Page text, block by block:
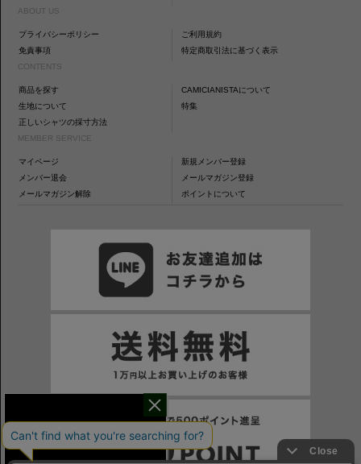
ABOUT US
プライバシーポリシー
ご利用規約
免責事項
特定商取引法に基づく表示
CONTENTS
商品を探す
CAMICIANISTAについて
生地について
特集
正しいシャツの採寸方法
MEMBER SERVICE
マイページ
新規メンバー登録
メンバー退会
メールマガジン登録
メールマガジン解除
ポイントについて